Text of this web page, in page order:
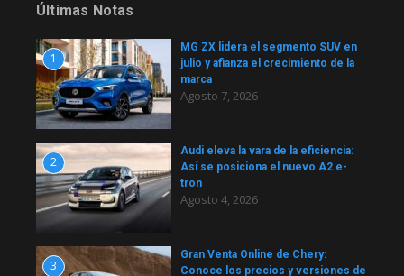
Últimas Notas
1
MG ZX lidera el segmento SUV en
julio y afianza el crecimiento de la
marca
Agosto 7, 2026
2
Audi eleva la vara de la eficiencia:
Así se posiciona el nuevo A2 e-
tron
Agosto 4, 2026
3
Gran Venta Online de Chery:
Conoce los precios y versiones de